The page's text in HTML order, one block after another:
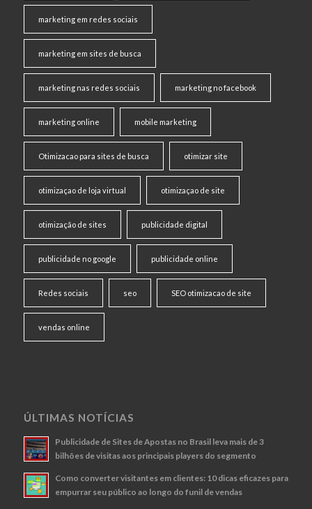
marketing em redes sociais
marketing em sites de busca
marketing nas redes sociais marketing no facebook
marketing online mobile marketing
Otimizacao para sites de busca otimizar site
otimizaçao de loja virtual otimizaçao de site
otimização de sites publicidade digital
publicidade no google publicidade online
Redes sociais seo SEO otimizacao de site
vendas online
ÚLTIMAS NOTÍCIAS
Publicidade de Sites de Apostas no Brasil leva mais de 3
bilhões de visitas aos principais players do segmento
Como converter visitantes em clientes: 10 dicas eficazes para
empurrar seu público ao longo do funil de vendas